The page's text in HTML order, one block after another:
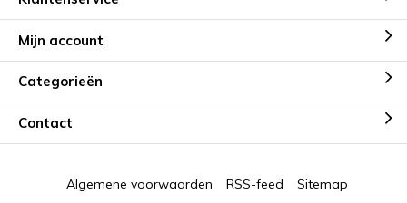
Mijn account
Categorieën
Contact
Algemene voorwaarden RSS-feed Sitemap